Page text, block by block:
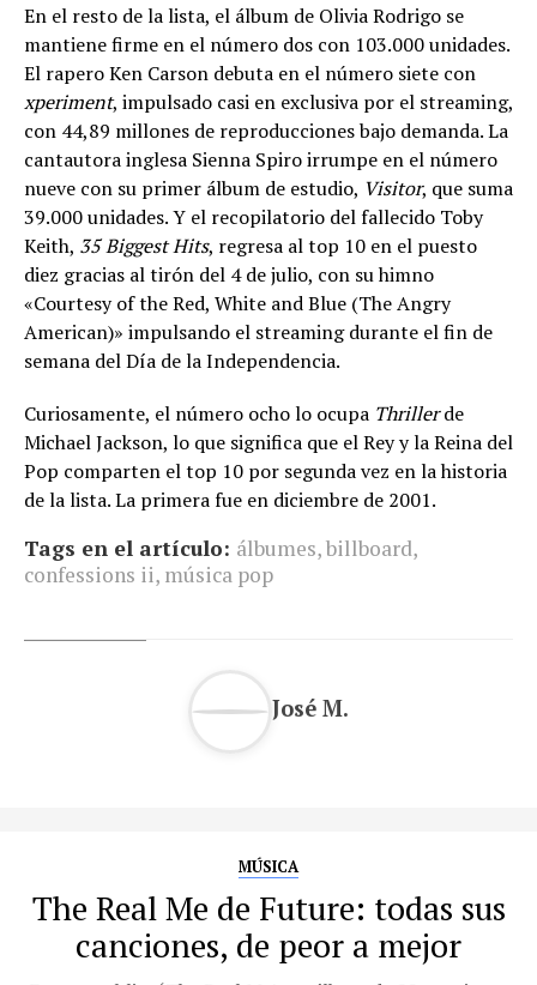
En el resto de la lista, el álbum de Olivia Rodrigo se
mantiene firme en el número dos con 103.000 unidades.
El rapero Ken Carson debuta en el número siete con
xperiment, impulsado casi en exclusiva por el streaming,
con 44,89 millones de reproducciones bajo demanda. La
cantautora inglesa Sienna Spiro irrumpe en el número
nueve con su primer álbum de estudio, Visitor, que suma
39.000 unidades. Y el recopilatorio del fallecido Toby
Keith, 35 Biggest Hits, regresa al top 10 en el puesto
diez gracias al tirón del 4 de julio, con su himno
«Courtesy of the Red, White and Blue (The Angry
American)» impulsando el streaming durante el fin de
semana del Día de la Independencia.
Curiosamente, el número ocho lo ocupa Thrillerde
Michael Jackson, lo que significa que el Rey y la Reina del
Pop comparten el top 10 por segunda vez en la historia
de la lista. La primera fue en diciembre de 2001.
Tags en el artículo: álbumes,billboard,
confessions ii, música pop
José M.
MÚSICA
The Real Me de Future: todas sus
canciones, de peor a mejor